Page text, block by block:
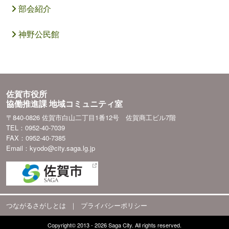
部会紹介
神野公民館
佐賀市役所
協働推進課 地域コミュニティ室
〒840-0826 佐賀市白山二丁目1番12号 佐賀商工ビル7階
TEL：0952-40-7039
FAX：0952-40-7385
Email：kyodo@city.saga.lg.jp
つながるさがしとは ｜ プライバシーポリシー
Copyright© 2013 - 2026 Saga City. All rights reserved.